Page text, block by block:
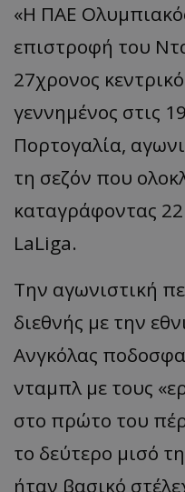
«Η ΠΑΕ
επιστροφή του
27χρονος
γεννημένος στις
Πορτογαλία,
τη σεζόν που
καταγράφοντας
LaLiga.
Την αγωνιστική
διεθνής με την
Ανγκόλας
νταμπλ με τους
στο πρώτο του
το δεύτερο μισό
ήταν βασικό